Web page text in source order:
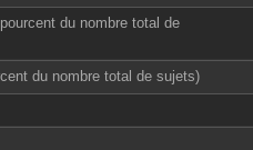
du nombre total de
du nombre total de sujets)